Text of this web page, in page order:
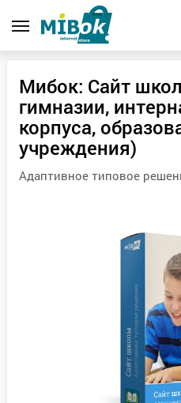
Мибок: Сайт
гимназии,
корпуса,
учреждения)
Адаптивное типовое